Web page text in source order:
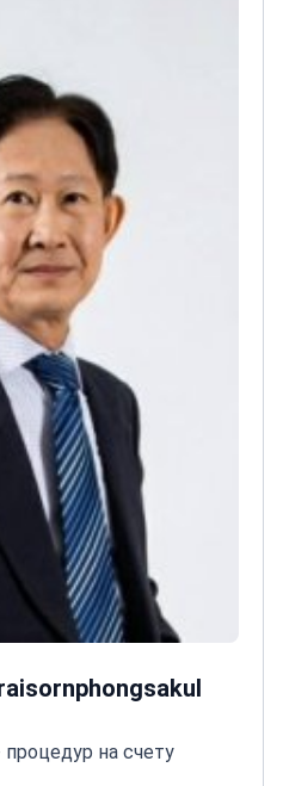
на счету